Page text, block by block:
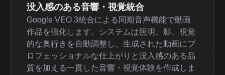
没入感のある音響・視覚統合
Google VEO 3統合による同期音声機能で動画
作品を強化します。システムは照明、影、視覚
的な奥行きを自動調整し、生成された動画にプ
ロフェッショナルな仕上がりと没入感のある品
質を加える一貫した音響・視覚体験を作成しま